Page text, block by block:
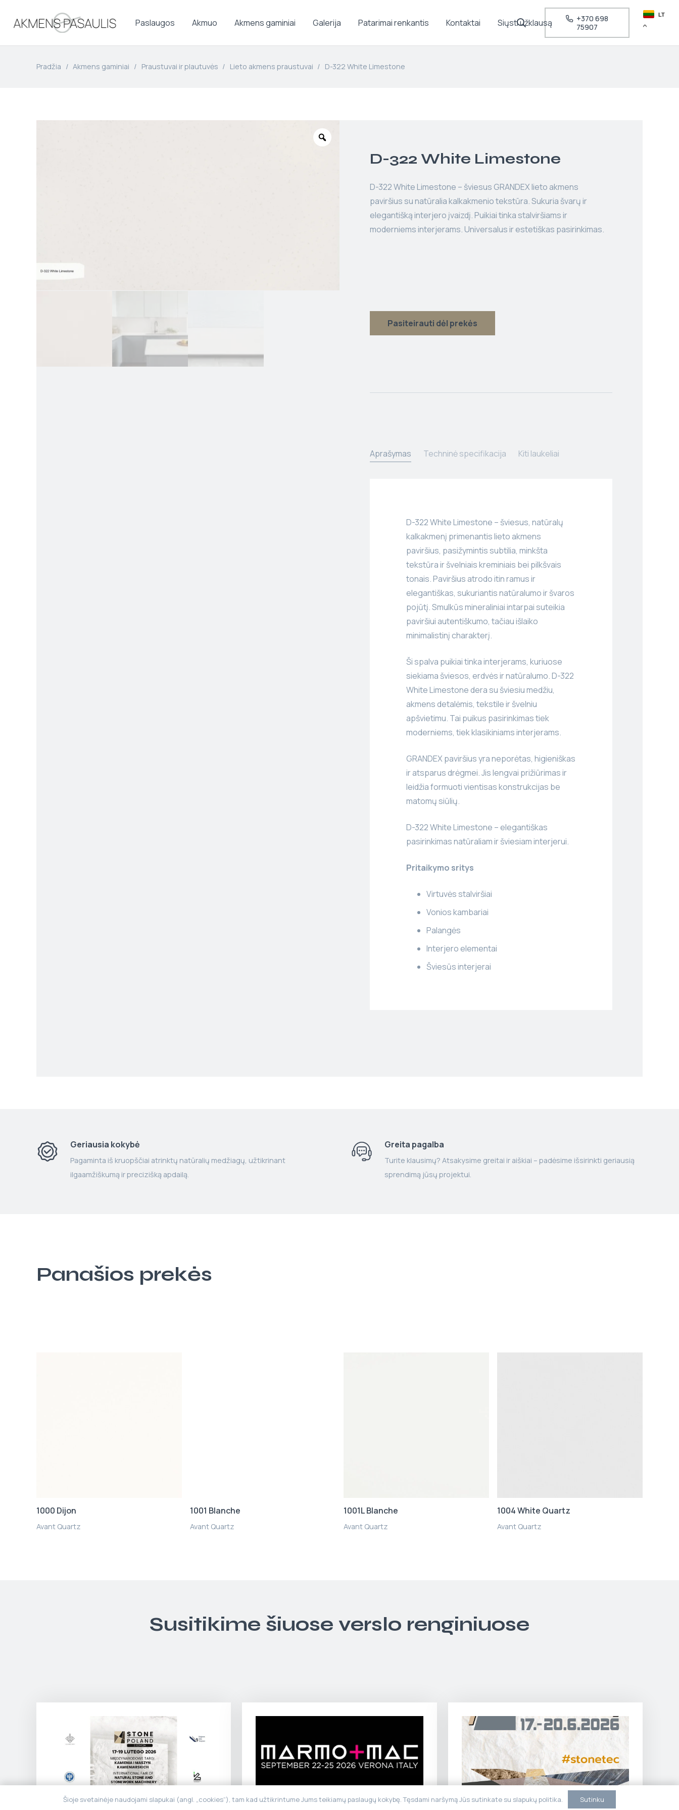
Paslaugos Akmuo Akmens gaminiai Galerija Patarimai renkantis Kontaktai Siųsti užklausą
+370 698
75907
LT
Pradžia / Akmens gaminiai / Praustuvai ir plautuvės / Lieto akmens praustuvai / D-322 White Limestone
D-322 White Limestone
D-322 White Limestone – šviesus GRANDEX lieto akmens
paviršius su natūralia kalkakmenio tekstūra. Sukuria švarų ir
elegantišką interjero įvaizdį. Puikiai tinka stalviršiams ir
moderniems interjerams. Universalus ir estetiškas pasirinkimas.
Pasiteirauti dėl prekės
Aprašymas Techninė specifikacija Kiti laukeliai
D-322 White Limestone – šviesus, natūralų
kalkakmenį primenantis lieto akmens
paviršius, pasižymintis subtilia, minkšta
tekstūra ir švelniais kreminiais bei pilkšvais
tonais. Paviršius atrodo itin ramus ir
elegantiškas, sukuriantis natūralumo ir švaros
pojūtį. Smulkūs mineraliniai intarpai suteikia
paviršiui autentiškumo, tačiau išlaiko
minimalistinį charakterį.
Ši spalva puikiai tinka interjerams, kuriuose
siekiama šviesos, erdvės ir natūralumo. D-322
White Limestone dera su šviesiu medžiu,
akmens detalėmis, tekstile ir švelniu
apšvietimu. Tai puikus pasirinkimas tiek
moderniems, tiek klasikiniams interjerams.
GRANDEX paviršius yra neporėtas, higieniškas
ir atsparus drėgmei. Jis lengvai prižiūrimas ir
leidžia formuoti vientisas konstrukcijas be
matomų siūlių.
D-322 White Limestone – elegantiškas
pasirinkimas natūraliam ir šviesiam interjerui.
Pritaikymo sritys
Virtuvės stalviršiai
Vonios kambariai
Palangės
Interjero elementai
Šviesūs interjerai
Geriausia kokybė
Pagaminta iš kruopščiai atrinktų natūralių medžiagų, užtikrinant
ilgaamžiškumą ir precizišką apdailą.
Greita pagalba
Turite klausimų? Atsakysime greitai ir aiškiai – padėsime išsirinkti geriausią
sprendimą jūsų projektui.
Panašios prekės
1000 Dijon
Avant Quartz
1001 Blanche
Avant Quartz
1001L Blanche
Avant Quartz
1004 White Quartz
Avant Quartz
Susitikime šiuose verslo renginiuose
Šioje svetainėje naudojami slapukai (angl. „cookies“), tam kad užtikrintume Jums teikiamų paslaugų kokybę. Tęsdami naršymą Jūs sutinkate su slapukų politika. Sutinku